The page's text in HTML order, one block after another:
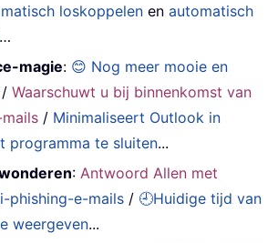
loskoppelen enautomatisch
…
magie: 😊 Nog meer mooie en
/Waarschuwt u bij binnenkomst van
/ Minimaliseert Outlook in
programma te sluiten...
: Antwoord Allen met
phishing-e-mails / 🕘Huidige tijd van
weergeven...